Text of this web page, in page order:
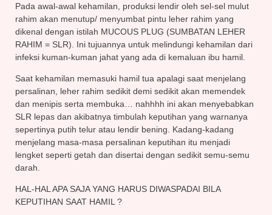
Pada awal-awal kehamilan, produksi lendir oleh sel-sel mulut
rahim akan menutup/ menyumbat pintu leher rahim yang
dikenal dengan istilah MUCOUS PLUG (SUMBATAN LEHER
RAHIM = SLR). Ini tujuannya untuk melindungi kehamilan dari
infeksi kuman-kuman jahat yang ada di kemaluan ibu hamil.
Saat kehamilan memasuki hamil tua apalagi saat menjelang
persalinan, leher rahim sedikit demi sedikit akan memendek
dan menipis serta membuka… nahhhh ini akan menyebabkan
SLR lepas dan akibatnya timbulah keputihan yang warnanya
sepertinya putih telur atau lendir bening. Kadang-kadang
menjelang masa-masa persalinan keputihan itu menjadi
lengket seperti getah dan disertai dengan sedikit semu-semu
darah.
HAL-HAL APA SAJA YANG HARUS DIWASPADAI BILA
KEPUTIHAN SAAT HAMIL ?